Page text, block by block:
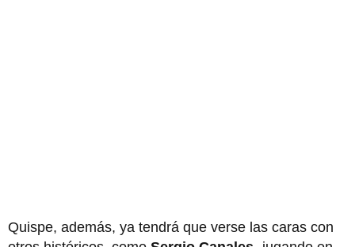
Quispe, además, ya tendrá que verse las caras con